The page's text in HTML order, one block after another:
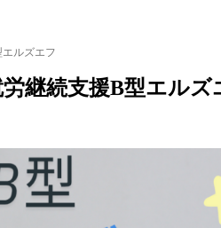
ルズエフ
継続支援B型エルズ